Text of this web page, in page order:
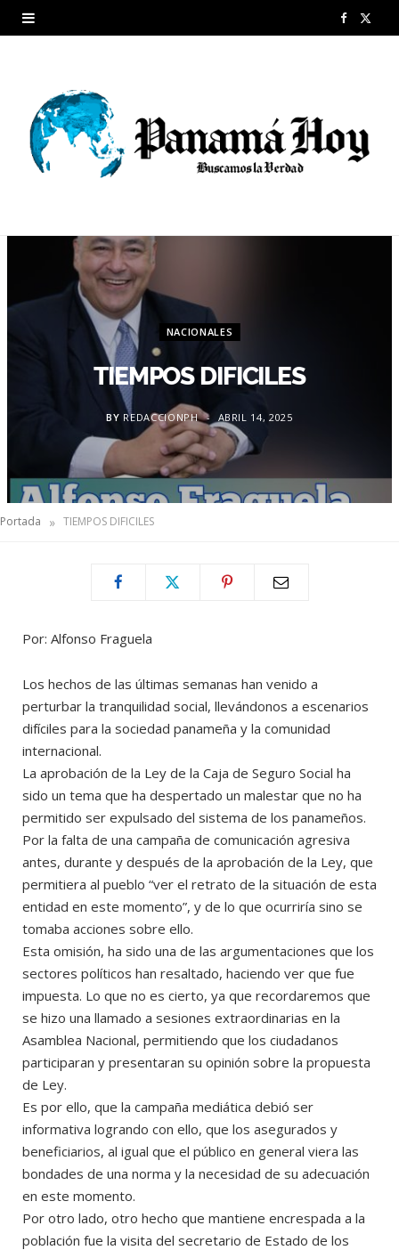
F
b
NACIONALES
TIEMPOS DIFICILES
BY REDACCIONPH ABRIL 14, 2025
Portada » TIEMPOS DIFICILES
Por: Alfonso Fraguela
Los hechos de las últimas semanas han venido a
perturbar la tranquilidad social, llevándonos a escenarios
difíciles para la sociedad panameña y la comunidad
internacional.
La aprobación de la Ley de la Caja de Seguro Social ha
sido un tema que ha despertado un malestar que no ha
permitido ser expulsado del sistema de los panameños.
Por la falta de una campaña de comunicación agresiva
antes, durante y después de la aprobación de la Ley, que
permitiera al pueblo “ver el retrato de la situación de esta
entidad en este momento”, y de lo que ocurriría sino se
tomaba acciones sobre ello.
Esta omisión, ha sido una de las argumentaciones que los
sectores políticos han resaltado, haciendo ver que fue
impuesta. Lo que no es cierto, ya que recordaremos que
se hizo una llamado a sesiones extraordinarias en la
Asamblea Nacional, permitiendo que los ciudadanos
participaran y presentaran su opinión sobre la propuesta
de Ley.
Es por ello, que la campaña mediática debió ser
informativa logrando con ello, que los asegurados y
beneficiarios, al igual que el público en general viera las
bondades de una norma y la necesidad de su adecuación
en este momento.
Por otro lado, otro hecho que mantiene encrespada a la
población fue la visita del secretario de Estado de los